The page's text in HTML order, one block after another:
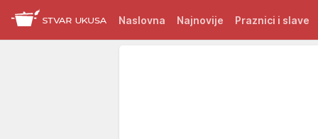
Naslovna Najnovije Praznici i slave